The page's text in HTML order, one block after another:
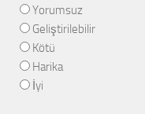
Yorumsuz
Geliştirilebilir
Kötü
Harika
İyi